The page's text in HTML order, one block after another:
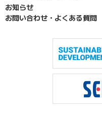
お知らせ
お問い合わせ・よくある質問